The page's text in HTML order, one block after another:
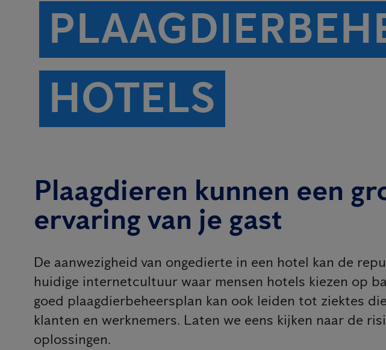
HOTELS
Plaagdieren kunnen een
ervaring van je gast
De aanwezigheid van ongedierte in een hotel kan de
huidige internetcultuur waar mensen hotels kiezen op
goed plaagdierbeheersplan kan ook leiden tot ziektes
klanten en werknemers. Laten we eens kijken naar de
oplossingen.